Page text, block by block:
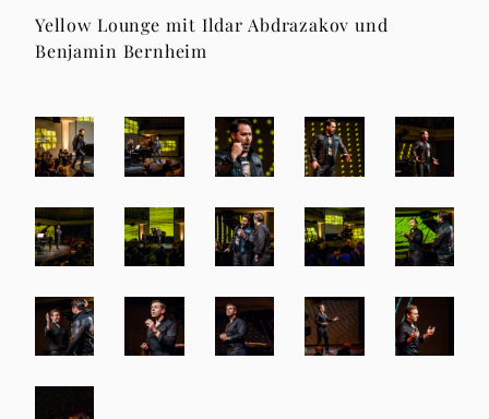
Yellow Lounge mit Ildar Abdrazakov und
Benjamin Bernheim